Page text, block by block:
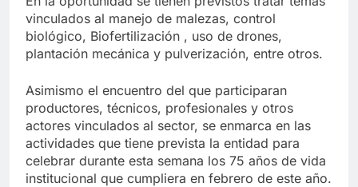
vinculados al manejo de malezas, control
biológico, Biofertilización , uso de drones,
plantación mecánica y pulverización, entre otros.
Asimismo el encuentro del que participaran
productores, técnicos, profesionales y otros
actores vinculados al sector, se enmarca en las
actividades que tiene prevista la entidad para
celebrar durante esta semana los 75 años de vida
institucional que cumpliera en febrero de este año.